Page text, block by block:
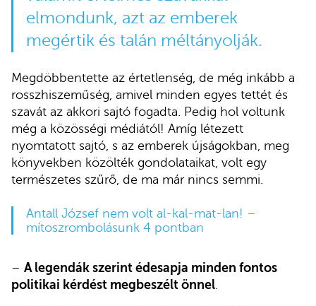
elmondunk, azt az emberek
megértik és talán méltányolják.
Megdöbbentette az értetlenség, de még inkább a
rosszhiszeműség, amivel minden egyes tettét és
szavát az akkori sajtó fogadta. Pedig hol voltunk
még a közösségi médiától! Amíg létezett
nyomtatott sajtó, s az emberek újságokban, meg
könyvekben közölték gondolataikat, volt egy
természetes szűrő, de ma már nincs semmi.
Antall József nem volt al-kal-mat-lan! –
mítoszrombolásunk 4 pontban
– A legendák szerint édesapja minden fontos
politikai kérdést megbeszélt önnel